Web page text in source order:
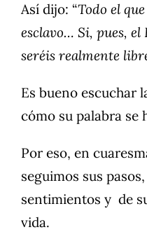
Así dijo: “Todo el
esclavo… Si, pues,
seréis realmente
Es bueno escuchar
cómo su palabra se
Por eso, en
seguimos sus
sentimientos y de
vida.